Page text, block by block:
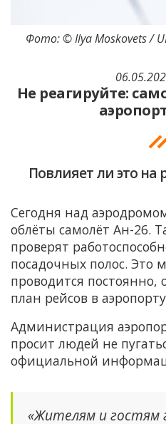
Не реагируйте:
Повлияет ли это на
Фото: © Ilya Moskovets /
Сегодня над
облёты самолёт Ан-26.
проверят
посадочных полос. Это
проводится постоянно,
план рейсов в
Администрация
просит людей не
официальной
«Жителям и гостям